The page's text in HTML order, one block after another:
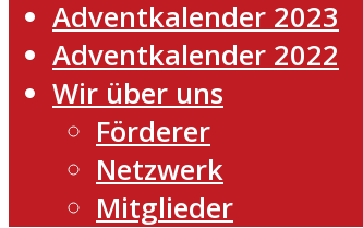
Adventkalender 2023
Adventkalender 2022
Wir über uns
Förderer
Netzwerk
Mitglieder